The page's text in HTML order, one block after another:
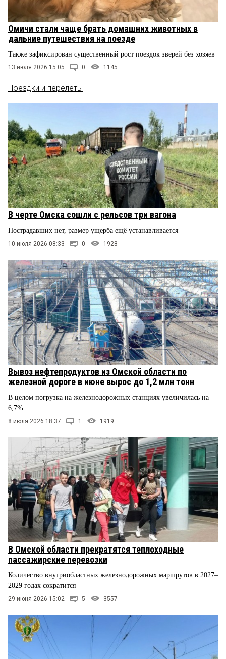
Омичи стали чаще брать домашних животных в
дальние путешествия на поезде
Также зафиксирован существенный рост поездок зверей без хозяев
13 июля 2026 15:05 0 1145
Поездки и перелёты
В черте Омска сошли с рельсов три вагона
Пострадавших нет, размер ущерба ещё устанавливается
10 июля 2026 08:33 0 1928
Вывоз нефтепродуктов из Омской области по
железной дороге в июне вырос до 1,2 млн тонн
В целом погрузка на железнодорожных станциях увеличилась на
6,7%
8 июля 2026 18:37 1 1919
В Омской области прекратятся теплоходные
пассажирские перевозки
Количество внутриобластных железнодорожных маршрутов в 2027–
2029 годах сократится
29 июня 2026 15:02 5 3557